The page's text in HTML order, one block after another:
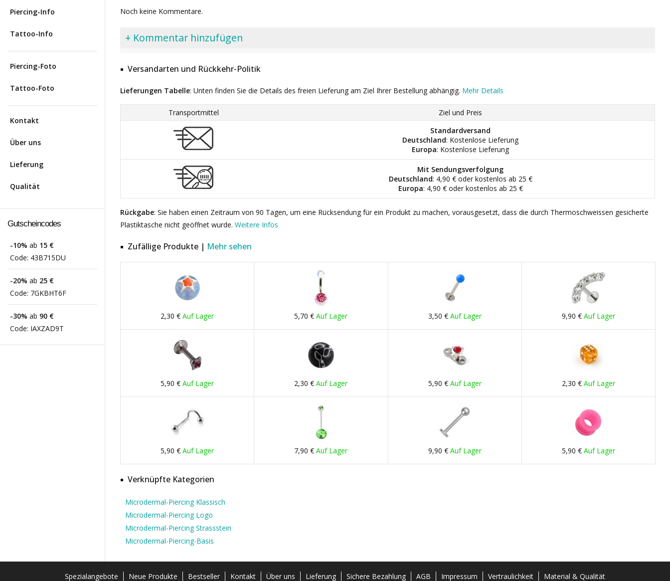
Piercing-Info
Tattoo-Info
Piercing-Foto
Tattoo-Foto
Kontakt
Über uns
Lieferung
Qualität
Gutscheincodes
-10% ab 15 €
Code: 43B715DU
-20% ab 25 €
Code: 7GKBHT6F
-30% ab 90 €
Code: IAXZAD9T
Noch keine Kommentare.
+ Kommentar hinzufügen
Versandarten und Rückkehr-Politik
Lieferungen Tabelle: Unten finden Sie die Details des freien Lieferung am Ziel Ihrer Bestellung abhängig. Mehr Details
Transportmittel
Ziel und Preis
Standardversand
Deutschland: Kostenlose Lieferung
Europa: Kostenlose Lieferung
Mit Sendungsverfolgung
Deutschland: 4,90 € oder kostenlos ab 25 €
Europa: 4,90 € oder kostenlos ab 25 €
Rückgabe: Sie haben einen Zeitraum von 90 Tagen, um eine Rücksendung für ein Produkt zu machen, vorausgesetzt, dass die durch Thermoschweissen gesicherte
Plastiktasche nicht geöffnet wurde. Weitere Infos
Zufällige Produkte | Mehr sehen
2,30 €Auf Lager 5,70 €Auf Lager 3,50 € Auf Lager 9,90 € Auf Lager
5,90 €Auf Lager 2,30 €Auf Lager 5,90 € Auf Lager 2,30 € Auf Lager
5,90 €Auf Lager 7,90 €Auf Lager 9,90 € Auf Lager 5,90 € Auf Lager
Verknüpfte Kategorien
Microdermal-Piercing Klassisch
Microdermal-Piercing Logo
Microdermal-Piercing Strassstein
Microdermal-Piercing-Basis
Spezialangebote Neue Produkte Bestseller Kontakt Über uns Lieferung Sichere Bezahlung AGB Impressum Vertraulichkeit Material & Qualität